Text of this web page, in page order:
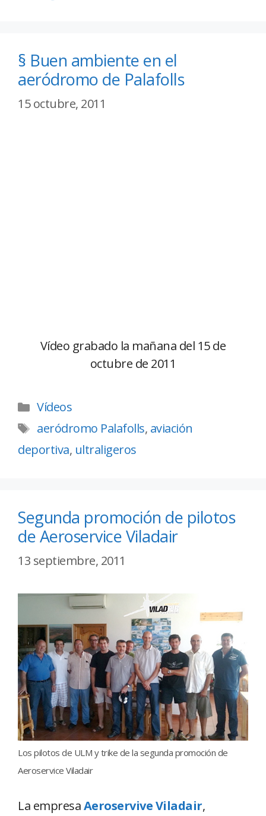
§ Buen ambiente en el
aeródromo de Palafolls
15 octubre, 2011
Vídeo grabado la mañana del 15 de
octubre de 2011
Vídeos
aeródromo Palafolls, aviación
deportiva, ultraligeros
Segunda promoción de pilotos
de Aeroservice Viladair
13 septiembre, 2011
Los pilotos de ULM y trike de la segunda promoción de
Aeroservice Viladair
La empresaAeroservive Viladair,